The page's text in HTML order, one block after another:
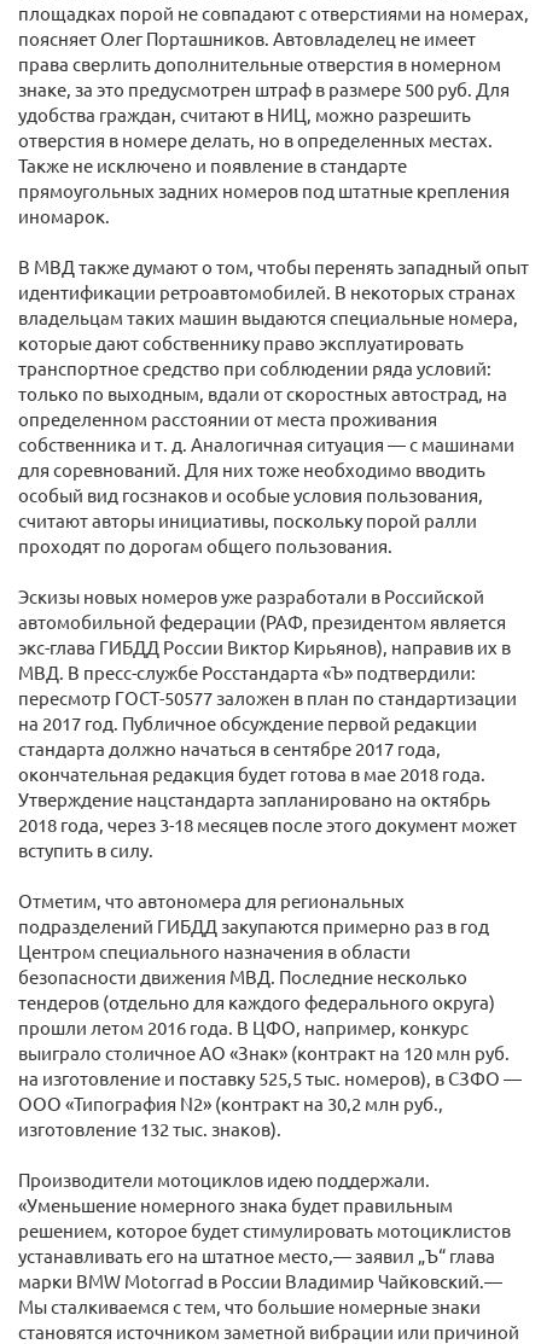
площадках порой не совпадают с отверстиями на номерах,
поясняет Олег Порташников. Автовладелец не имеет
права сверлить дополнительные отверстия в номерном
знаке, за это предусмотрен штраф в размере 500 руб. Для
удобства граждан, считают в НИЦ, можно разрешить
отверстия в номере делать, но в определенных местах.
Также не исключено и появление в стандарте
прямоугольных задних номеров под штатные крепления
иномарок.
В МВД также думают о том, чтобы перенять западный опыт
идентификации ретроавтомобилей. В некоторых странах
владельцам таких машин выдаются специальные номера,
которые дают собственнику право эксплуатировать
транспортное средство при соблюдении ряда условий:
только по выходным, вдали от скоростных автострад, на
определенном расстоянии от места проживания
собственника и т. д. Аналогичная ситуация — с машинами
для соревнований. Для них тоже необходимо вводить
особый вид госзнаков и особые условия пользования,
считают авторы инициативы, поскольку порой ралли
проходят по дорогам общего пользования.
Эскизы новых номеров уже разработали в Российской
автомобильной федерации (РАФ, президентом является
экс-глава ГИБДД России Виктор Кирьянов), направив их в
МВД. В пресс-службе Росстандарта «Ъ» подтвердили:
пересмотр ГОСТ-50577 заложен в план по стандартизации
на 2017 год. Публичное обсуждение первой редакции
стандарта должно начаться в сентябре 2017 года,
окончательная редакция будет готова в мае 2018 года.
Утверждение нацстандарта запланировано на октябрь
2018 года, через 3-18 месяцев после этого документ может
вступить в силу.
Отметим, что автономера для региональных
подразделений ГИБДД закупаются примерно раз в год
Центром специального назначения в области
безопасности движения МВД. Последние несколько
тендеров (отдельно для каждого федерального округа)
прошли летом 2016 года. В ЦФО, например, конкурс
выиграло столичное АО «Знак» (контракт на 120 млн руб.
на изготовление и поставку 525,5 тыс. номеров), в СЗФО —
ООО «Типография N2» (контракт на 30,2 млн руб.,
изготовление 132 тыс. знаков).
Производители мотоциклов идею поддержали.
«Уменьшение номерного знака будет правильным
решением, которое будет стимулировать мотоциклистов
устанавливать его на штатное место,— заявил „Ъ“ глава
марки BMW Motorrad в России Владимир Чайковский.—
Мы сталкиваемся с тем, что большие номерные знаки
становятся источником заметной вибрации или причиной